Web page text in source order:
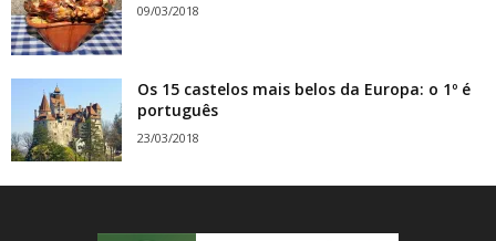
09/03/2018
Os 15 castelos mais belos da Europa: o 1º é
português
23/03/2018